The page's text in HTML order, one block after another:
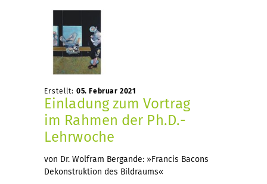
Erstellt: 05. Februar 2021
Einladung zum Vortrag
im Rahmen der Ph.D.-
Lehrwoche
von Dr. Wolfram Bergande: »Francis Bacons
Dekonstruktion des Bildraums«